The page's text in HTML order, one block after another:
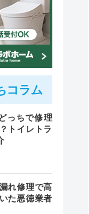
コラム
っちで修理
トイレトラ
れ修理で高
た悪徳業者